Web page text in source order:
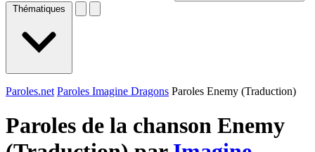
Thématiques
Paroles.net Paroles Imagine Dragons Paroles Enemy (Traduction)
Paroles de la chanson Enemy